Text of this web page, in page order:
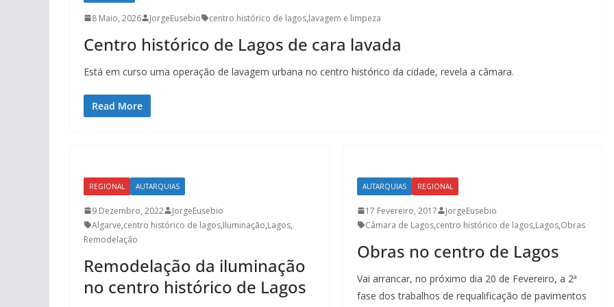
8 Maio, 2026 JorgeEusebio centro histórico de lagos,lavagem e limpeza
Centro histórico de Lagos de cara lavada
Está em curso uma operação de lavagem urbana no centro histórico da cidade, revela a câmara.
Read More
REGIONAL AUTARQUIAS
9 Dezembro, 2022
JorgeEusebio
Algarve,centro histórico de lagos,Iluminação,Lagos,
Remodelação
Remodelação da iluminação
no centro histórico de Lagos
AUTARQUIAS REGIONAL
17 Fevereiro, 2017
JorgeEusebio
Câmara de Lagos,centro histórico de lagos,Lagos,Obras
Obras no centro de Lagos
Vai arrancar, no próximo dia 20 de Fevereiro, a 2ª
fase dos trabalhos de requalificação de pavimentos